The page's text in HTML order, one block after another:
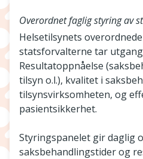
Overordnet faglig styring av
Helsetilsynets
statsforvalterne tar
Resultatoppnåelse
tilsyn o.l.), kvalitet i
tilsynsvirksomheten, og
pasientsikkerhet.
Styringspanelet gir daglig
saksbehandlingstider og